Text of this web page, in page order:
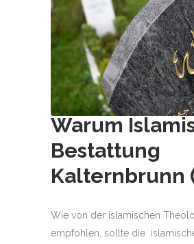
Warum
Bestattung
Kalternbrunn
Wie von der islamischen
empfohlen, sollte die